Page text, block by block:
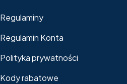
Regulaminy
Regulamin Konta
Polityka prywatności
Kody rabatowe